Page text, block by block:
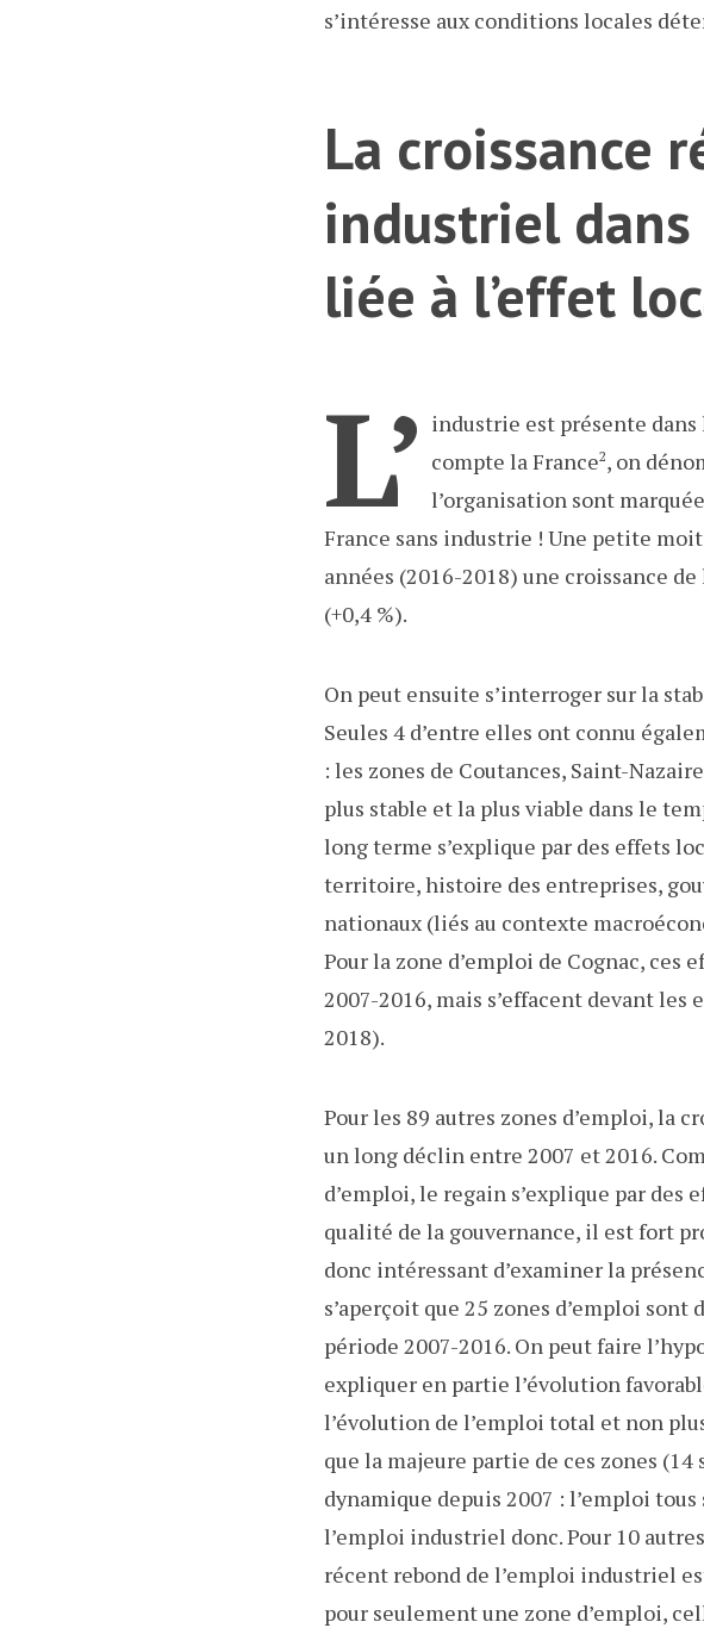
s’intéresse aux conditions locales
La croissance
industriel dans
liée à l’effet
L’ industrie est présente dans
compte la France2, on
l’organisation sont
France sans industrie ! Une petite
années (2016-2018) une croissance
(+0,4 %).
On peut ensuite s’interroger sur la
Seules 4 d’entre elles ont connu
: les zones de Coutances, Saint-
plus stable et la plus viable dans le
long terme s’explique par des effets
territoire, histoire des entreprises,
nationaux (liés au contexte
Pour la zone d’emploi de Cognac,
2007-2016, mais s’effacent devant
2018).
Pour les 89 autres zones d’emploi, la
un long déclin entre 2007 et 2016.
d’emploi, le regain s’explique par des
qualité de la gouvernance, il est fort
donc intéressant d’examiner la
s’aperçoit que 25 zones d’emploi
période 2007-2016. On peut faire
expliquer en partie l’évolution
l’évolution de l’emploi total et non
que la majeure partie de ces zones
dynamique depuis 2007 : l’emploi
l’emploi industriel donc. Pour 10
récent rebond de l’emploi industriel
pour seulement une zone d’emploi,